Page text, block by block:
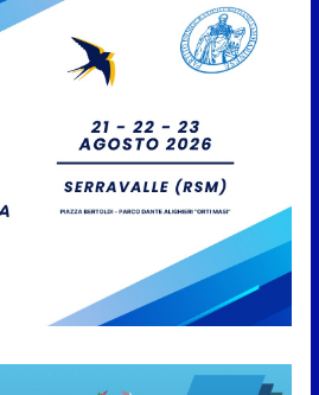
Protezione Civile San Marino.
Incendi boschivi: attivazione
della fase preliminare di
preallarme, dal 3 al 9 agosto
6 Agosto 2026
“San Marino Antiqua –
Leggende e storie del Titano”:
l’inequivocabile successo di
pubblico e di partecipazione